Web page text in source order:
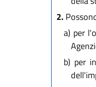
2.
a) per
b) per